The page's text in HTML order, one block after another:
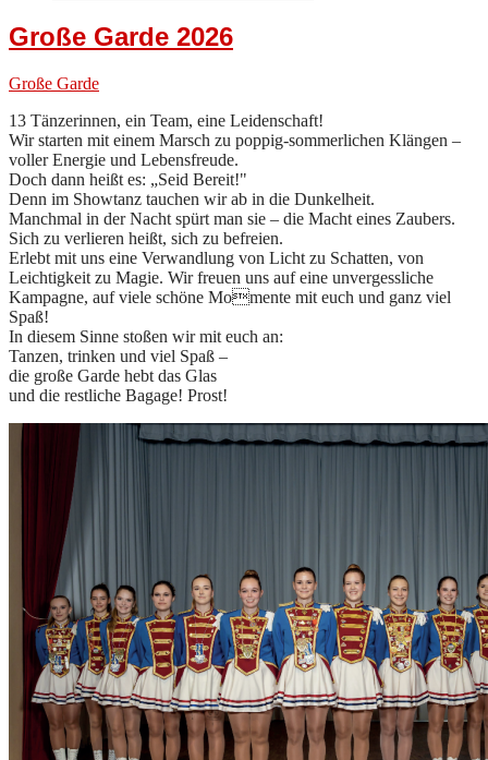
Große Garde 2026
Große Garde
13 Tänzerinnen, ein Team, eine Leidenschaft!
Wir starten mit einem Marsch zu poppig-sommerlichen Klängen –
voller Energie und Lebensfreude.
Doch dann heißt es: „Seid Bereit!"
Denn im Showtanz tauchen wir ab in die Dunkelheit.
Manchmal in der Nacht spürt man sie – die Macht eines Zaubers.
Sich zu verlieren heißt, sich zu befreien.
Erlebt mit uns eine Verwandlung von Licht zu Schatten, von
Leichtigkeit zu Magie. Wir freuen uns auf eine unvergessliche
Kampagne, auf viele schöne Momente mit euch und ganz viel
Spaß!
In diesem Sinne stoßen wir mit euch an:
Tanzen, trinken und viel Spaß –
die große Garde hebt das Glas
und die restliche Bagage! Prost!